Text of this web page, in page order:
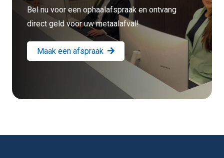
Bel nu voor een ophaalafspraak en ontvang
direct geld voor uw metaalafval!
Maak een afspraak